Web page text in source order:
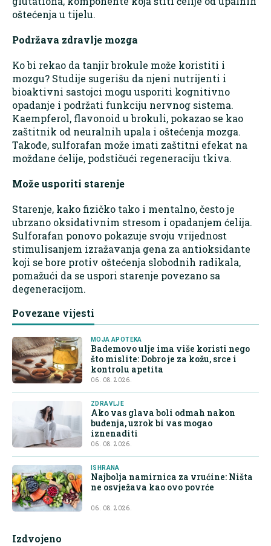
oštećenja u tijelu.
Podržava zdravlje mozga
Ko bi rekao da tanjir brokule može koristiti i
mozgu? Studije sugerišu da njeni nutrijenti i
bioaktivni sastojci mogu usporiti kognitivno
opadanje i podržati funkciju nervnog sistema.
Kaempferol, flavonoid u brokuli, pokazao se kao
zaštitnik od neuralnih upala i oštećenja mozga.
Takođe, sulforafan može imati zaštitni efekat na
moždane ćelije, podstičući regeneraciju tkiva.
Može usporiti starenje
Starenje, kako fizičko tako i mentalno, često je
ubrzano oksidativnim stresom i opadanjem ćelija.
Sulforafan ponovo pokazuje svoju vrijednost
stimulisanjem izražavanja gena za antioksidante
koji se bore protiv oštećenja slobodnih radikala,
pomažući da se uspori starenje povezano sa
degeneracijom.
Povezane vijesti
MOJA APOTEKA
Bademovo ulje ima više koristi nego
što mislite: Dobro je za kožu, srce i
kontrolu apetita
06. 08. 2026.
ZDRAVLJE
Ako vas glava boli odmah nakon
buđenja, uzrok bi vas mogao
iznenaditi
06. 08. 2026.
ISHRANA
Najbolja namirnica za vrućine: Ništa
ne osvježava kao ovo povrće
06. 08. 2026.
Izdvojeno